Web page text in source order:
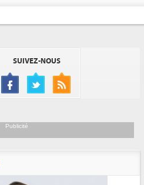
SUIVEZ-NOUS
Publicité